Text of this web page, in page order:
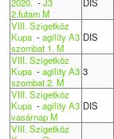
2.futam M
VIII. Szigetköz
Kupa-agility A3
szombat 1. M
DIS
VIII. Szigetköz
Kupa-agility A3
szombat 2. M
3
VIII. Szigetköz
Kupa-agility A3
vasárnap M
DIS
VIII. Szigetköz